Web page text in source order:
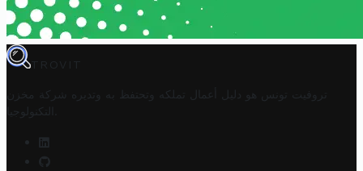
TROVIT
تروفيت تونس هو دليل أعمال تملكه وتحتفظ به وتديره
شركة مخزن
التكنولوجيا